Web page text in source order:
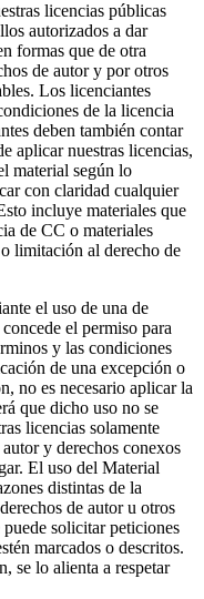
licencias públicas
autorizados a dar
formas que de otra
de autor y por otros
Los licenciantes
de la licencia
deben también contar
aplicar nuestras licencias,
material según lo
con claridad cualquier
incluye materiales que
de CC o materiales
limitación al derecho de
el uso de una de
el permiso para
y las condiciones
de una excepción o
no es necesario aplicar la
que dicho uso no se
licencias solamente
y derechos conexos
El uso del Material
distintas de la
de autor u otros
solicitar peticiones
marcados o descritos.
se lo alienta a respetar